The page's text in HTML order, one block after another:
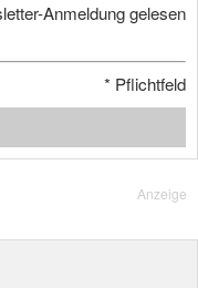
Anmeldung gelesen
* Pflichtfeld
Anzeige